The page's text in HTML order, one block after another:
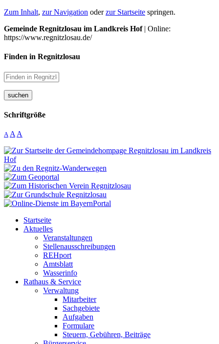
Zum Inhalt, zur Navigation oderzur Startseite springen.
Gemeinde Regnitzlosau im Landkreis Hof| Online:
https://www.regnitzlosau.de/
Finden in Regnitzlosau
suchen
Schriftgröße
A A A
Startseite
Aktuelles
Veranstaltungen
Stellenausschreibungen
REHport
Amtsblatt
Wasserinfo
Rathaus & Service
Verwaltung
Mitarbeiter
Sachgebiete
Aufgaben
Formulare
Steuern, Gebühren, Beiträge